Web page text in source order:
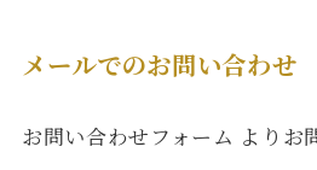
メールでのお問い合わせ
お問い合わせフォーム よりお